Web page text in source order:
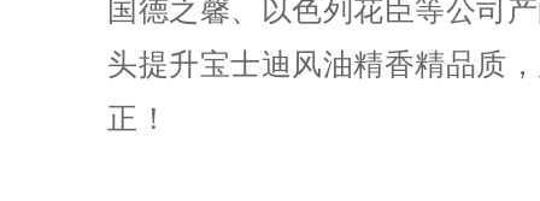
国德之馨、以色列花臣等公司
头提升宝士迪风油精香精品质
正！